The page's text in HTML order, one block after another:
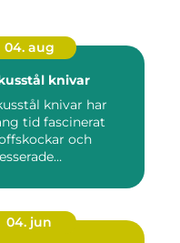
04. aug
knivar
knivar har
tid fascinerat
och
04. jun